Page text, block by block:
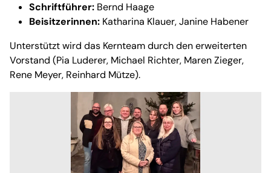
Schriftführer: Bernd Haage
Beisitzerinnen: Katharina Klauer, Janine Habener
Unterstützt wird das Kernteam durch den erweiterten
Vorstand (Pia Luderer, Michael Richter, Maren Zieger,
Rene Meyer, Reinhard Mütze).